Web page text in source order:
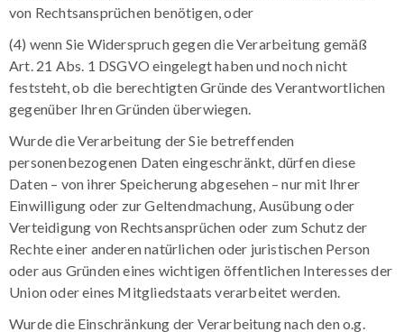
von Rechtsansprüchen benötigen, oder
(4) wenn Sie Widerspruch gegen die Verarbeitung gemäß
Art. 21 Abs. 1 DSGVO eingelegt haben und noch nicht
feststeht, ob die berechtigten Gründe des Verantwortlichen
gegenüber Ihren Gründen überwiegen.
Wurde die Verarbeitung der Sie betreffenden
personenbezogenen Daten eingeschränkt, dürfen diese
Daten – von ihrer Speicherung abgesehen – nur mit Ihrer
Einwilligung oder zur Geltendmachung, Ausübung oder
Verteidigung von Rechtsansprüchen oder zum Schutz der
Rechte einer anderen natürlichen oder juristischen Person
oder aus Gründen eines wichtigen öffentlichen Interesses der
Union oder eines Mitgliedstaats verarbeitet werden.
Wurde die Einschränkung der Verarbeitung nach den o.g.